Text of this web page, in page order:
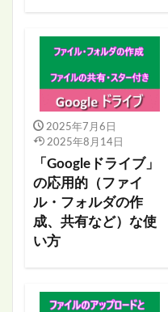
2025年7月6日
2025年8月14日
「Googleドライブ」
の応用的（ファイ
ル・フォルダの作
成、共有など）な使
い方